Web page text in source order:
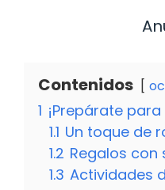
Contenidos
1 ¡Prepárate
1.1 Un toque de
1.2 Regalos con
1.3 Actividades